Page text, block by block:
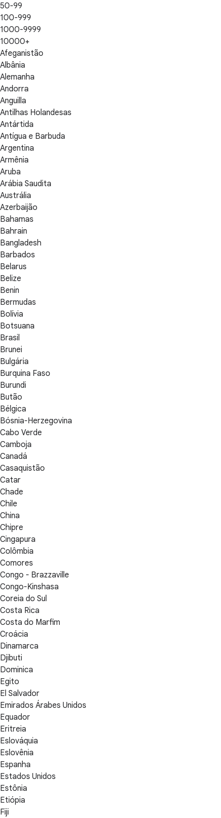
50-99
100-999
1000-9999
10000+
Afeganistão
Albânia
Alemanha
Andorra
Anguilla
Antilhas Holandesas
Antártida
Antígua e Barbuda
Argentina
Armênia
Aruba
Arábia Saudita
Austrália
Azerbaijão
Bahamas
Bahrain
Bangladesh
Barbados
Belarus
Belize
Benin
Bermudas
Bolívia
Botsuana
Brasil
Brunei
Bulgária
Burquina Faso
Burundi
Butão
Bélgica
Bósnia-Herzegovina
Cabo Verde
Camboja
Canadá
Casaquistão
Catar
Chade
Chile
China
Chipre
Cingapura
Colômbia
Comores
Congo - Brazzaville
Congo-Kinshasa
Coreia do Sul
Costa Rica
Costa do Marfim
Croácia
Dinamarca
Djibuti
Dominica
Egito
El Salvador
Emirados Árabes Unidos
Equador
Eritreia
Eslováquia
Eslovênia
Espanha
Estados Unidos
Estônia
Etiópia
Fiji